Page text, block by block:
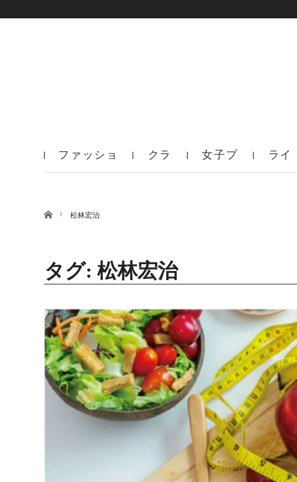
ファッショ クラ 女子プ ライ
ホーム松林宏治
タグ: 松林宏治